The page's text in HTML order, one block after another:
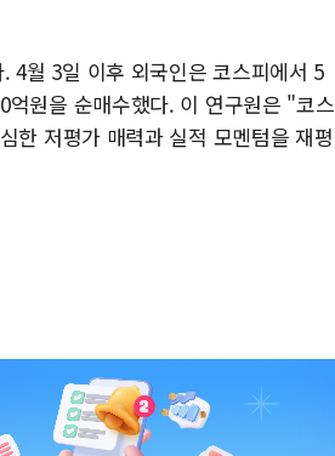
4월 3일 이후 외국인은 코스피에서 5
원을 순매수했다. 이 연구원은 "코스
한 저평가 매력과 실적 모멘텀을 재평